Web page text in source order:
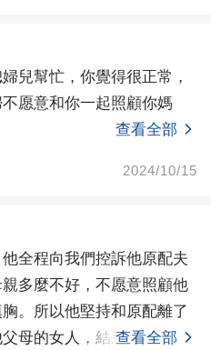
兒幫忙，你覺得很正常，
愿意和你一起照顧你媽
查看全部
2024/10/15
全程向我們控訴他原配夫
多麼不好，不愿意照顧他
。所以他堅持和原配離了
母的女人，結果呢終于在
查看全部